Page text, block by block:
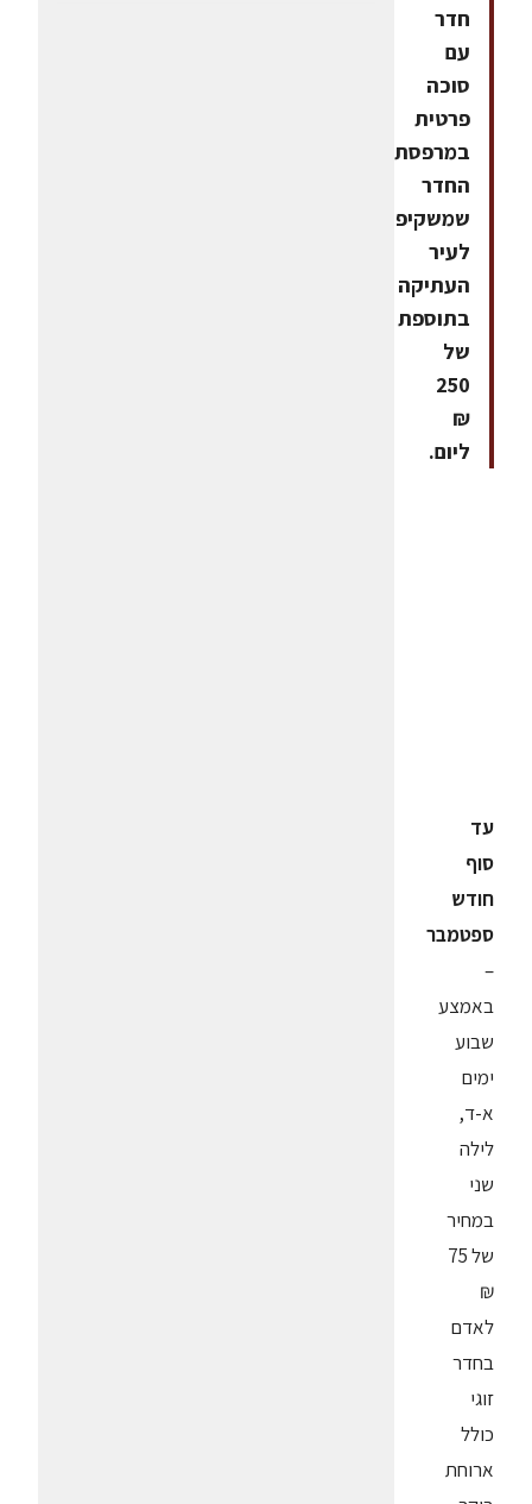
חדר
עם
סוכה
פרטית
במרפסת
החדר
שמשקיפה
לעיר
העתיקה
בתוספת
של
250
₪
ליום.
עד
סוף
חודש
ספטמבר
–
באמצע
שבוע
ימים
א-ד,
לילה
שני
במחיר
של 75
₪
לאדם
בחדר
זוגי
כולל
ארוחת